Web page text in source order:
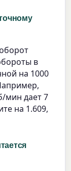
в
на 1000
мин дает 7
на 1.609,